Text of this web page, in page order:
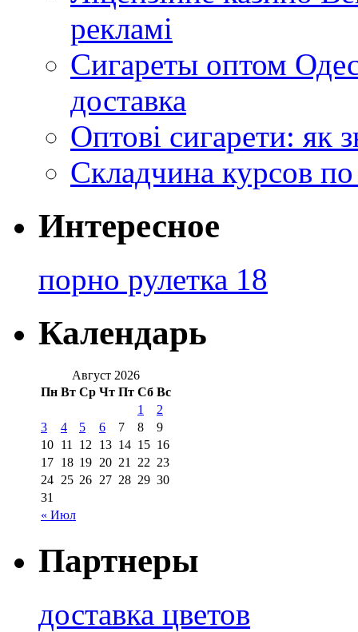
рекламі
Сигареты оптом
доставка
Оптові сигарети: як
Складчина курсов
Интересное
порно рулетка 18
Календарь
Август 2026
Пн Вт Ср Чт Пт Сб Вс
« Июл
1
2
3
4 5 6 7 8
9
10 11 12 13 14 15 16
17 18 19 20 21 22 23
24 25 26 27 28 29 30
31
Партнеры
доставка цветов